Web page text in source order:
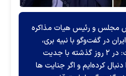
مجلس و رئیس هیات مذاکره
در گفت‌وگو با نبیه بری،
رئیس مجلس لبنان گفت: در ۲ روز گذشته با جدیت
کرده‌ایم و اگر جنایت ها